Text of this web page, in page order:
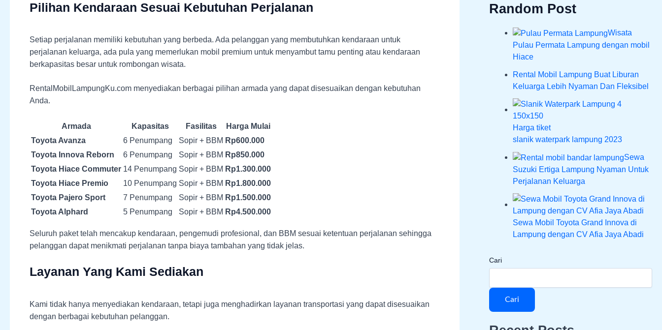
Pilihan Kendaraan Sesuai Kebutuhan Perjalanan
Setiap perjalanan memiliki kebutuhan yang berbeda. Ada pelanggan yang membutuhkan kendaraan untuk
perjalanan keluarga, ada pula yang memerlukan mobil premium untuk menyambut tamu penting atau kendaraan
berkapasitas besar untuk rombongan wisata.
RentalMobilLampungKu.com menyediakan berbagai pilihan armada yang dapat disesuaikan dengan kebutuhan
Anda.
Armada Kapasitas Fasilitas
Harga Mulai
Toyota Avanza
6 Penumpang Sopir + BBM Rp600.000
Toyota Innova Reborn
6 Penumpang Sopir + BBM Rp850.000
Toyota Hiace Commuter 14 Penumpang Sopir + BBM Rp1.300.000
Toyota Hiace Premio
10 Penumpang Sopir + BBM Rp1.800.000
Toyota Pajero Sport
7 Penumpang Sopir + BBM Rp1.500.000
Toyota Alphard
5 Penumpang Sopir + BBM Rp4.500.000
Seluruh paket telah mencakup kendaraan, pengemudi profesional, dan BBM sesuai ketentuan perjalanan sehingga
pelanggan dapat menikmati perjalanan tanpa biaya tambahan yang tidak jelas.
Layanan Yang Kami Sediakan
Kami tidak hanya menyediakan kendaraan, tetapi juga menghadirkan layanan transportasi yang dapat disesuaikan
dengan berbagai kebutuhan pelanggan.
Random Post
Wisata
Pulau Permata Lampung dengan mobil
Hiace
Rental Mobil Lampung Buat Liburan
Keluarga Lebih Nyaman Dan Fleksibel
Harga tiket
slanik waterpark lampung 2023
Sewa
Suzuki Ertiga Lampung Nyaman Untuk
Perjalanan Keluarga
Sewa Mobil Toyota Grand Innova di
Lampung dengan CV Afia Jaya Abadi
Cari
Cari